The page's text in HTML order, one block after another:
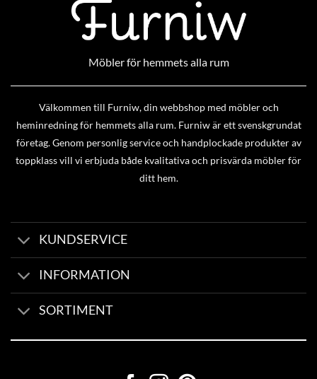
Möbler för hemmets alla rum
Välkommen till Furniw, din webbshop med möbler och
heminredning för hemmets alla rum. Furniw är ett svenskgrundat
företag. Genom personlig service och handplockade produkter av
toppklass vill vi erbjuda både kvalitativa och prisvärda möbler för
ditt hem.
KUNDSERVICE
INFORMATION
SORTIMENT